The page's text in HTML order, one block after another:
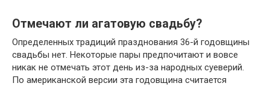
Отмечают ли агатовую свадьбу?
Определенных традиций празднования 36-й годовщины
свадьбы нет. Некоторые пары предпочитают и вовсе
никак не отмечать этот день из-за народных суеверий.
По американской версии эта годовщина считается